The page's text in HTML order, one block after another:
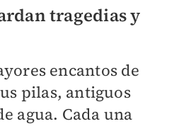
tragedias y
encantos de
pilas, antiguos
agua. Cada una